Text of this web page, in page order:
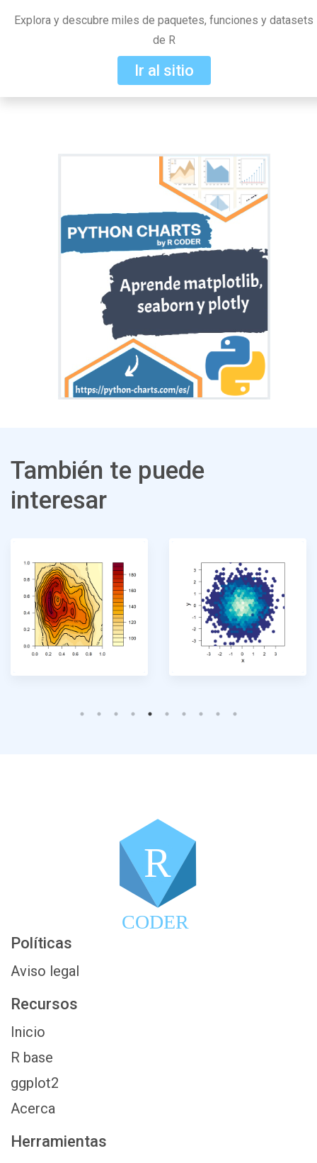
Explora y descubre miles de paquetes, funciones y datasets
de R
Ir al sitio
También te puede
interesar
R
CODER
Políticas
Aviso legal
Recursos
Inicio
R base
ggplot2
Acerca
Herramientas